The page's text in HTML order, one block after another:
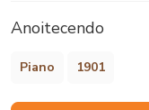
Anoitecendo
Piano 1901